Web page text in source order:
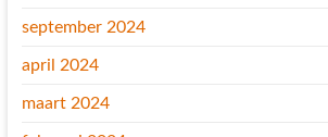
september 2024
april 2024
maart 2024